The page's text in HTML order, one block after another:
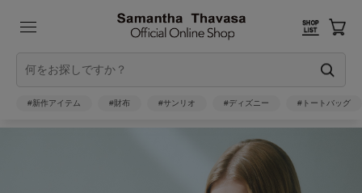
#新作アイテム #財布 #サンリオ #ディズニー #トートバッグ